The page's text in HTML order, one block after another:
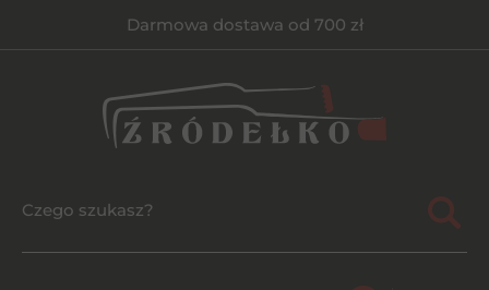
Darmowa dostawa od 700 zł